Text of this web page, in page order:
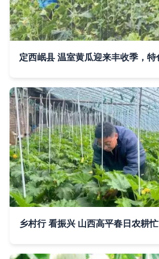
乡村行 看振兴 山西高平春日农耕忙